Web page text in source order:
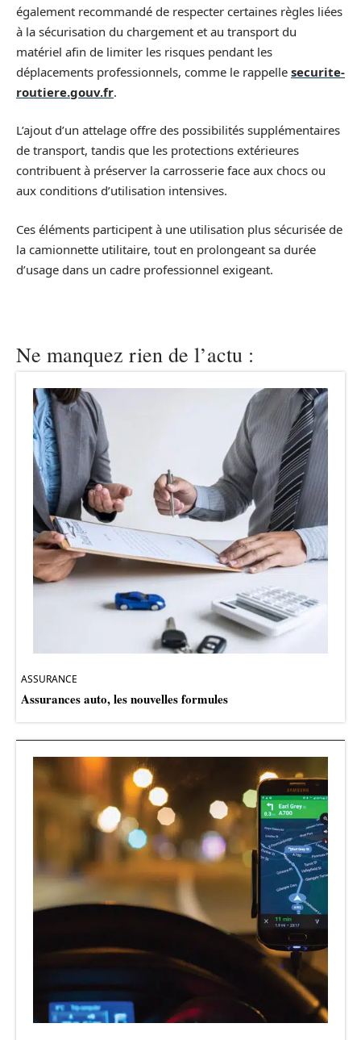
également recommandé de respecter certaines règles liées
à la sécurisation du chargement et au transport du
matériel afin de limiter les risques pendant les
déplacements professionnels, comme le rappelle securite-
routiere.gouv.fr.
L’ajout d’un attelage offre des possibilités supplémentaires
de transport, tandis que les protections extérieures
contribuent à préserver la carrosserie face aux chocs ou
aux conditions d’utilisation intensives.
Ces éléments participent à une utilisation plus sécurisée de
la camionnette utilitaire, tout en prolongeant sa durée
d’usage dans un cadre professionnel exigeant.
Ne manquez rien de l’actu :
ASSURANCE
Assurances auto, les nouvelles formules